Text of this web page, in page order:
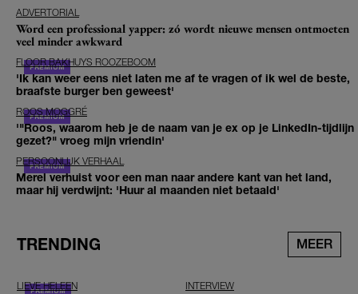
ADVERTORIAL
Word een professional yapper: zó wordt nieuwe mensen ontmoeten
veel minder awkward
FLOOR BAKHUYS ROOZEBOOM
'Ik kan weer eens niet laten me af te vragen of ik wel de beste,
braafste burger ben geweest'
ROOS MOGGRÉ
'"Roos, waarom heb je de naam van je ex op je LinkedIn-tijdlijn
gezet?" vroeg mijn vriendin'
PERSOONLIJK VERHAAL
Merel verhuist voor een man naar andere kant van het land,
maar hij verdwijnt: 'Huur al maanden niet betaald'
TRENDING MEER
LIEVE HELEEN INTERVIEW